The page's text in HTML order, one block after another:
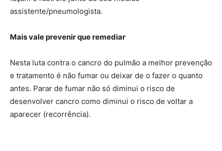
assistente/pneumologista.
Mais vale prevenir que remediar
Nesta luta contra o cancro do pulmão a melhor prevenção
e tratamento é não fumar ou deixar de o fazer o quanto
antes. Parar de fumar não só diminui o risco de
desenvolver cancro como diminui o risco de voltar a
aparecer (recorrência).